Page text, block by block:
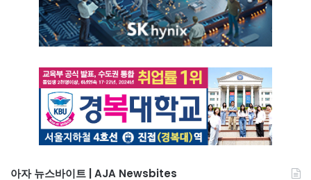
아자 뉴스바이트 | AJA Newsbites